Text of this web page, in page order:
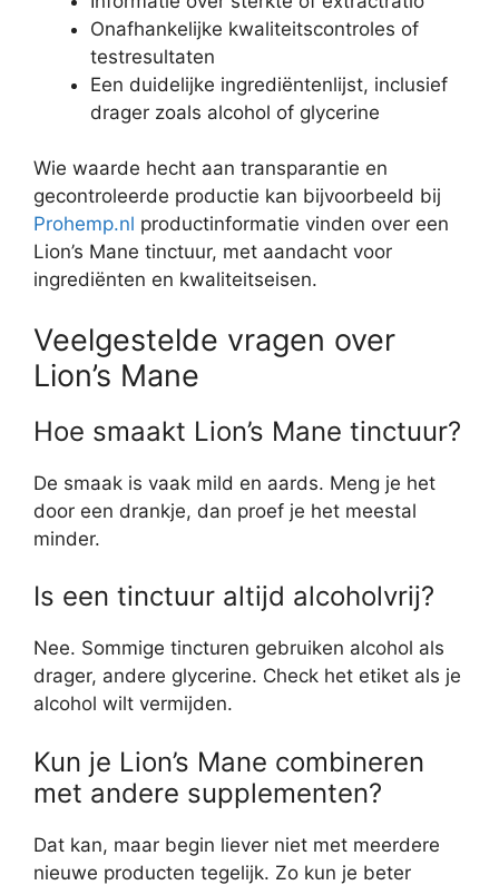
Onafhankelijke kwaliteitscontroles of
testresultaten
Een duidelijke ingrediëntenlijst, inclusief
drager zoals alcohol of glycerine
Wie waarde hecht aan transparantie en
gecontroleerde productie kan bijvoorbeeld bij
Prohemp.nl productinformatie vinden over een
Lion’s Mane tinctuur, met aandacht voor
ingrediënten en kwaliteitseisen.
Veelgestelde vragen over
Lion’s Mane
Hoe smaakt Lion’s Mane tinctuur?
De smaak is vaak mild en aards. Meng je het
door een drankje, dan proef je het meestal
minder.
Is een tinctuur altijd alcoholvrij?
Nee. Sommige tincturen gebruiken alcohol als
drager, andere glycerine. Check het etiket als je
alcohol wilt vermijden.
Kun je Lion’s Mane combineren
met andere supplementen?
Dat kan, maar begin liever niet met meerdere
nieuwe producten tegelijk. Zo kun je beter